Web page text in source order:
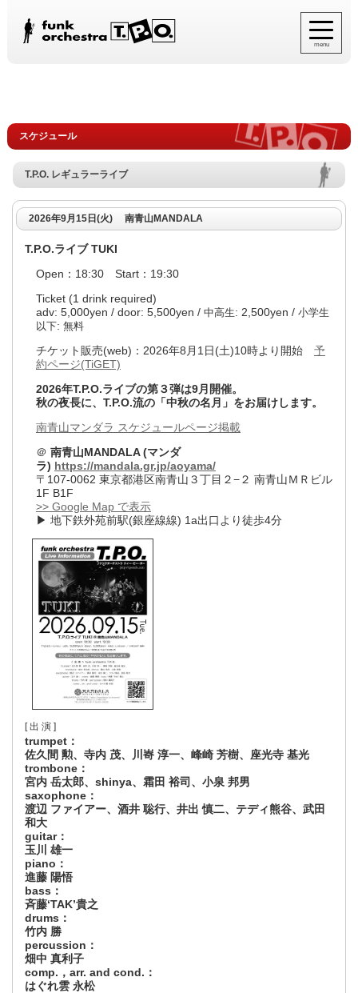
スケジュール
T.P.O. レギュラーライブ
2026年9月15日(火) 南青山MANDALA
T.P.O.ライブ TUKI
Open：18:30 Start：19:30
Ticket (1 drink required)
adv: 5,000yen / door: 5,500yen / 中高生: 2,500yen / 小学生
以下: 無料
チケット販売(web)：2026年8月1日(土)10時より開始 予
約ページ(TiGET)
2026年T.P.O.ライブの第３弾は9月開催。
秋の夜長に、T.P.O.流の「中秋の名月」をお届けします。
南青山マンダラ スケジュールページ掲載
＠ 南青山MANDALA (マンダ
ラ) https://mandala.gr.jp/aoyama/
〒107-0062 東京都港区南青山３丁目２−２ 南青山ＭＲビル
1F B1F
>> Google Map で表示
▶ 地下鉄外苑前駅(銀座線線) 1a出口より徒歩4分
trumpet：
佐久間 勲、寺内 茂、川㟢 淳一、峰崎 芳樹、座光寺 基光
trombone：
宮内 岳太郎、shinya、霜田 裕司、小泉 邦男
saxophone：
渡辺 ファイアー、酒井 聡行、井出 慎二、テディ熊谷、武田
和大
guitar：
玉川 雄一
piano：
進藤 陽悟
bass：
斉藤‘TAK’貴之
drums：
竹内 勝
percussion：
畑中 真利子
comp.，arr. and cond.：
はぐれ雲 永松
menu